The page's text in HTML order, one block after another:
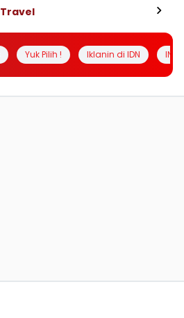
Travel
Yuk Pilih ! Iklanin di IDN